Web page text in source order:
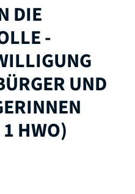
DIE
-
UND
HWO)